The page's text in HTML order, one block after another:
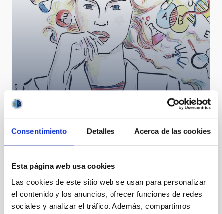
Consentimiento Detalles Acerca de las cookies
Esta página web usa cookies
Las cookies de este sitio web se usan para personalizar
el contenido y los anuncios, ofrecer funciones de redes
sociales y analizar el tráfico. Además, compartimos
11 de febrero de 2018